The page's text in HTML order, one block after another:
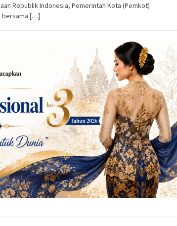
Republik Indonesia, Pemerintah Kota (Pemkot)
bersama […]